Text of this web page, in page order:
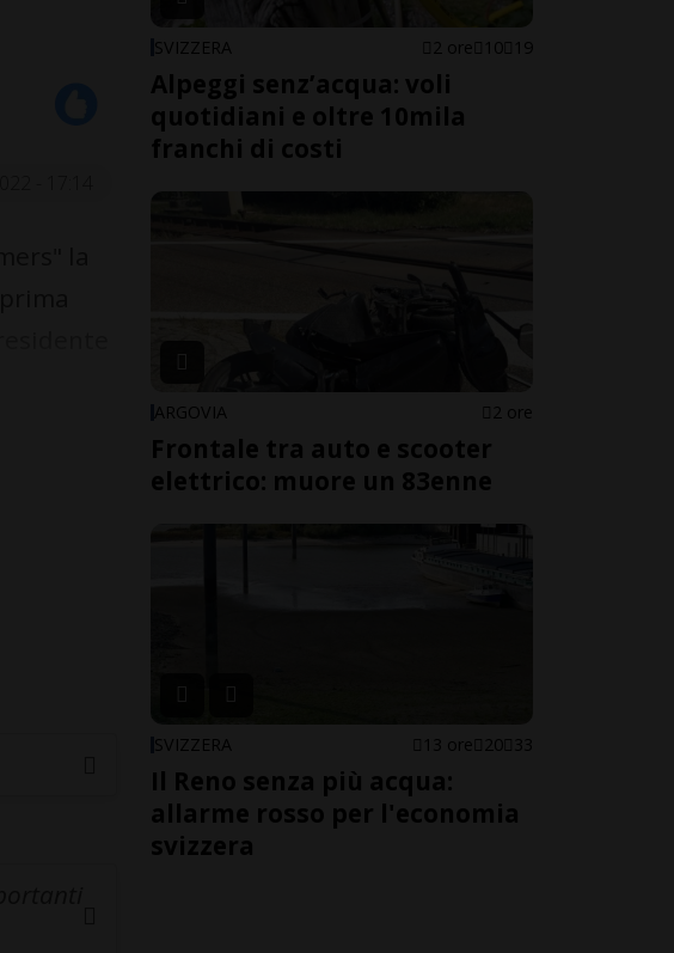
SVIZZERA 2 ore 10 19
Alpeggi senz’acqua: voli
quotidiani e oltre 10mila
franchi di costi
ARGOVIA 2 ore
Frontale tra auto e scooter
elettrico: muore un 83enne
SVIZZERA 13 ore 20 33
Il Reno senza più acqua:
allarme rosso per l'economia
svizzera